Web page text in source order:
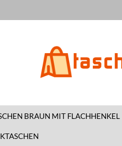
BRAUN MIT FLACHHENKEL